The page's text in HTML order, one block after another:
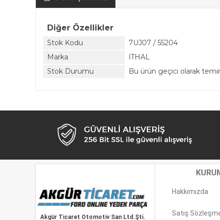
Diğer Özellikler
Stok Kodu
7UJ07 / 55204
Marka
İTHAL
Stok Durumu
Bu ürün geçici olarak
Akgür Ticaret Otomotiv San Ltd.Şti.
Hakkımızda
Satış